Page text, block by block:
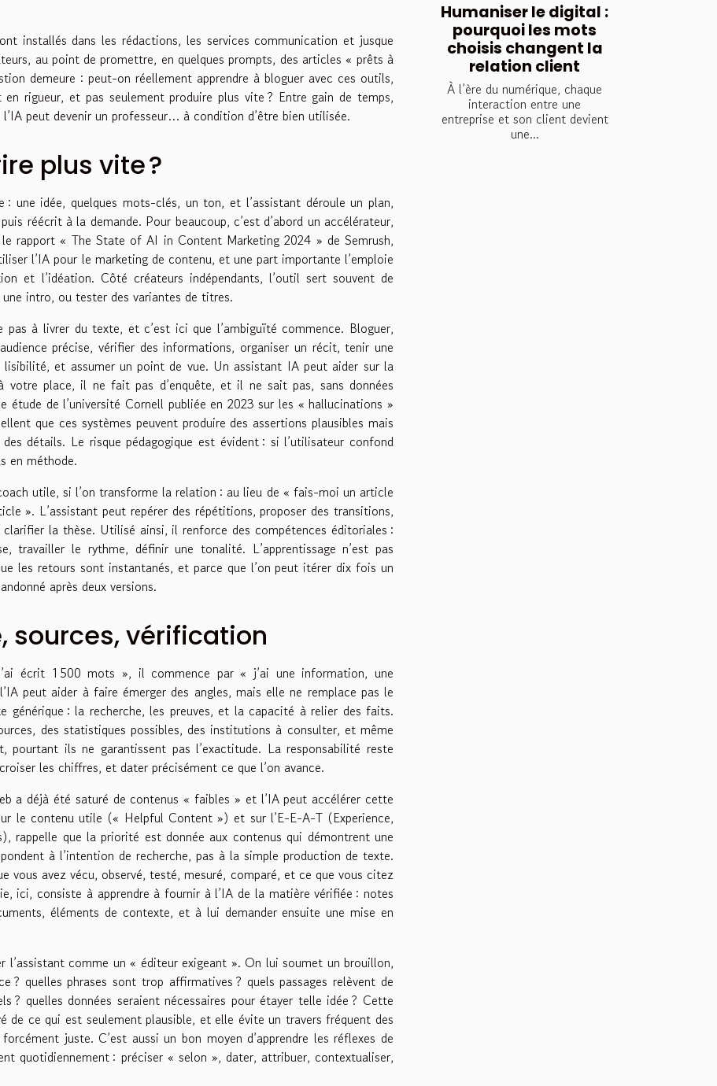
installés dans les rédactions, les services communication et jusque
au point de promettre, en quelques prompts, des articles « prêts à
demeure : peut-on réellement apprendre à bloguer avec ces outils,
rigueur, et pas seulement produire plus vite ? Entre gain de temps,
peut devenir un professeur… à condition d’être bien utilisée.
plus vite ?
une idée, quelques mots-clés, un ton, et l’assistant déroule un plan,
réécrit à la demande. Pour beaucoup, c’est d’abord un accélérateur,
rapport « The State of AI in Content Marketing 2024 » de Semrush,
l’IA pour le marketing de contenu, et une part importante l’emploie
et l’idéation. Côté créateurs indépendants, l’outil sert souvent de
intro, ou tester des variantes de titres.
pas à livrer du texte, et c’est ici que l’ambiguïté commence. Bloguer,
précise, vérifier des informations, organiser un récit, tenir une
et assumer un point de vue. Un assistant IA peut aider sur la
votre place, il ne fait pas d’enquête, et il ne sait pas, sans données
étude de l’université Cornell publiée en 2023 sur les « hallucinations »
que ces systèmes peuvent produire des assertions plausibles mais
détails. Le risque pédagogique est évident : si l’utilisateur confond
en méthode.
utile, si l’on transforme la relation : au lieu de « fais-moi un article
». L’assistant peut repérer des répétitions, proposer des transitions,
la thèse. Utilisé ainsi, il renforce des compétences éditoriales :
travailler le rythme, définir une tonalité. L’apprentissage n’est pas
les retours sont instantanés, et parce que l’on peut itérer dix fois un
après deux versions.
sources, vérification
écrit 1 500 mots », il commence par « j’ai une information, une
peut aider à faire émerger des angles, mais elle ne remplace pas le
générique : la recherche, les preuves, et la capacité à relier des faits.
des statistiques possibles, des institutions à consulter, et même
ils ne garantissent pas l’exactitude. La responsabilité reste
les chiffres, et dater précisément ce que l’on avance.
a déjà été saturé de contenus « faibles » et l’IA peut accélérer cette
le contenu utile (« Helpful Content ») et sur l’E-E-A-T (Experience,
rappelle que la priorité est donnée aux contenus qui démontrent une
à l’intention de recherche, pas à la simple production de texte.
vous avez vécu, observé, testé, mesuré, comparé, et ce que vous citez
ici, consiste à apprendre à fournir à l’IA de la matière vérifiée : notes
éléments de contexte, et à lui demander ensuite une mise en
comme un « éditeur exigeant ». On lui soumet un brouillon,
? quelles phrases sont trop affirmatives ? quels passages relèvent de
? quelles données seraient nécessaires pour étayer telle idée ? Cette
de ce qui est seulement plausible, et elle évite un travers fréquent des
juste. C’est aussi un bon moyen d’apprendre les réflexes de
quotidiennement : préciser « selon », dater, attribuer, contextualiser,
Humaniser le digital :
pourquoi les mots
choisis changent la
relation client
À l’ère du numérique, chaque
interaction entre une
entreprise et son client devient
une...